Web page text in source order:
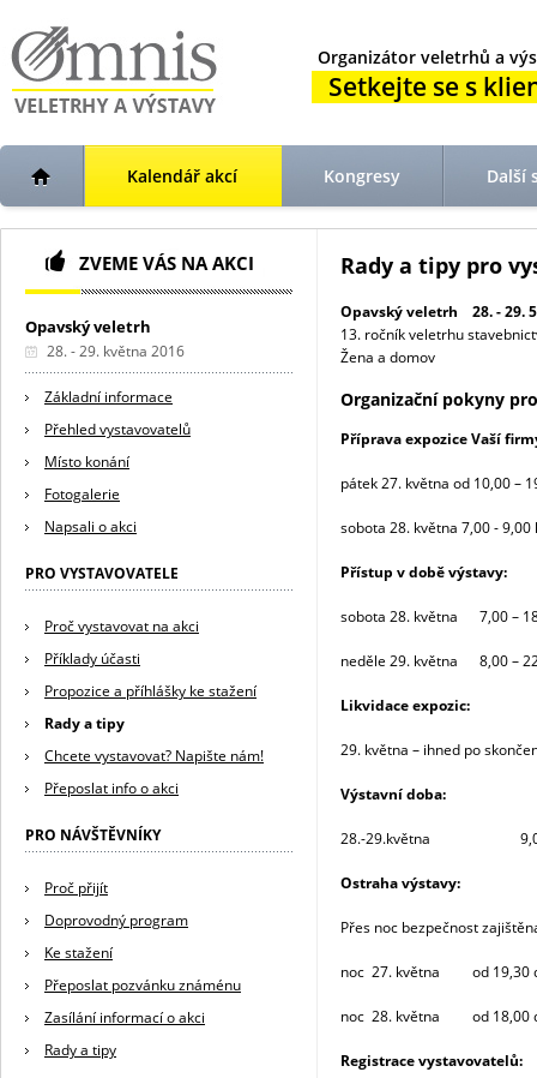
Organizátor veletrhů a
Setkejte se s
Kalendář akcí Kongresy Další
Rady a tipy pro
Opavský veletrh 28. - 29.
13. ročník veletrhu
Žena a domov
Organizační pokyny
Příprava expozice Vaší
pátek 27. května od 10,00 –
sobota 28. května 7,00 - 9,00
Přístup v době výstavy:
sobota 28. května 7,00 –
neděle 29. května 8,00 –
Likvidace expozic:
29. května – ihned po
Výstavní doba:
28.-29.května 9,00 –
Ostraha výstavy:
Přes noc bezpečnost
noc 27.
noc 28. května od 18,00
Registrace vystavovatelů:
ZVEME VÁS NA AKCI
Opavský veletrh
28. - 29. května 2016
Základní informace
Přehled vystavovatelů
Místo konání
Fotogalerie
Napsali o akci
PRO VYSTAVOVATELE
Proč vystavovat na akci
Příklady účasti
Propozice a příhlášky ke stažení
Rady a tipy
Chcete vystavovat? Napište nám!
Přeposlat info o akci
PRO NÁVŠTĚVNÍKY
Proč přijít
Doprovodný program
Ke stažení
Přeposlat pozvánku známénu
Zasílání informací o akci
Rady a tipy